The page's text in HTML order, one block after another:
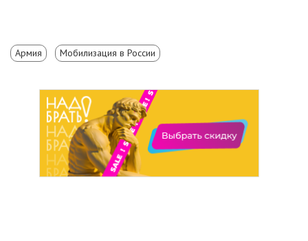
Армия Мобилизация в России